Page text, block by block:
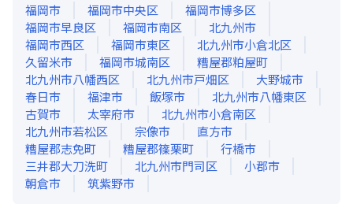
福岡市
福岡市中央区
福岡市博多区
福岡市早良区
福岡市南区
北九州市
福岡市西区
福岡市東区
北九州市小倉北区
久留米市
福岡市城南区
糟屋郡粕屋町
北九州市八幡西区
北九州市戸畑区
大野城市
春日市
福津市 飯塚市
北九州市八幡東区
古賀市
太宰府市
北九州市小倉南区
北九州市若松区
宗像市
直方市
糟屋郡志免町
糟屋郡篠栗町
行橋市
三井郡大刀洗町
北九州市門司区
小郡市
朝倉市
筑紫野市